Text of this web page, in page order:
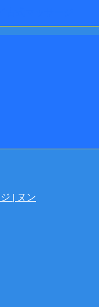
店いただくと千葉
| ヌン